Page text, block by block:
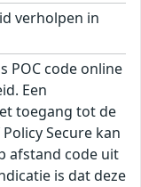
verholpen in
POC code online
Een
toegang tot de
Secure kan
afstand code uit
is dat deze